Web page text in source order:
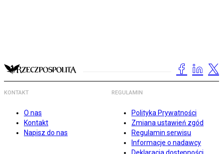
KONTAKT
O nas
Kontakt
Napisz do nas
REGULAMIN
Polityka Prywatności
Zmiana ustawień zgód
Regulamin serwisu
Informacje o nadawcy